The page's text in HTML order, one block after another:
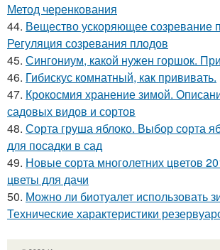
Метод черенкования
44. Вещество ускоряющее созревание
Регуляция созревания плодов
45. Сингониум, какой нужен горшок.
46. Гибискус комнатный, как прививать.
47. Крокосмия хранение зимой.
садовых видов и сортов
48. Сорта груша яблоко. Выбор сорта
для посадки в сад
49. Новые сорта многолетних цветов
цветы для дачи
50. Можно ли биотуалет использовать
Технические характеристики